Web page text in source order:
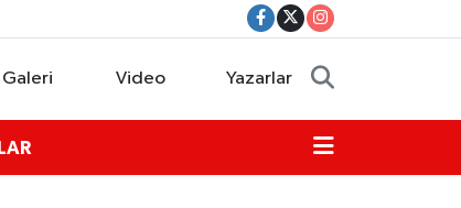
Video Yazarlar